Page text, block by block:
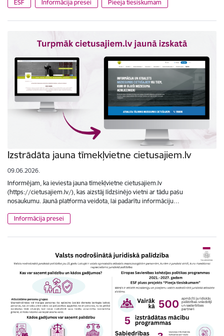
ESF Informācija presei Pieeja tiesiskumam
Izstrādāta jauna tīmekļvietne cietusajiem.lv
09.06.2026.
Informējam, ka ieviesta jauna tīmekļvietne cietusajiem.lv
(https://cietusajiem.lv/), kas aizstāj līdzšinējo vietni ar tādu pašu
nosaukumu. Jaunā platforma veidota, lai padarītu informāciju…
Informācija presei